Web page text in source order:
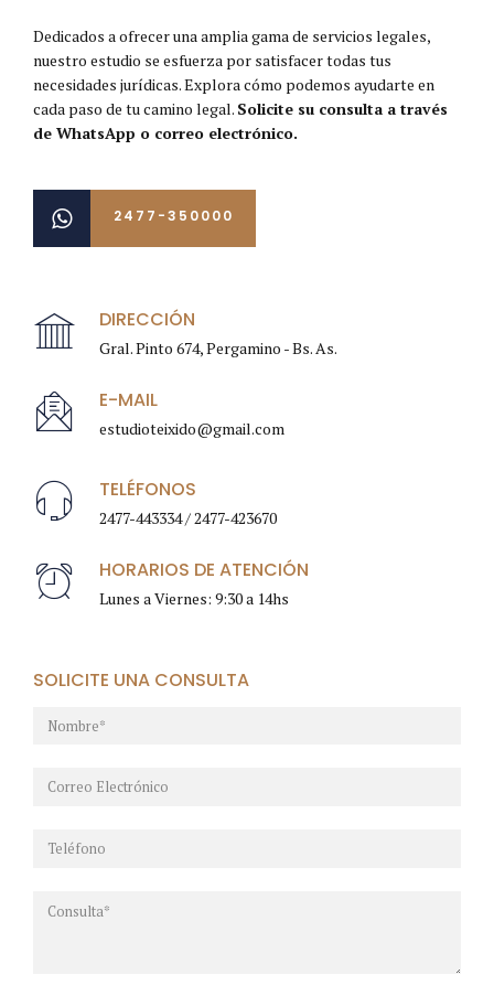
Dedicados a ofrecer una amplia gama de servicios legales,
nuestro estudio se esfuerza por satisfacer todas tus
necesidades jurídicas. Explora cómo podemos ayudarte en
cada paso de tu camino legal. Solicite su consulta a través
de WhatsApp o correo electrónico.
2477-350000
DIRECCIÓN
Gral. Pinto 674, Pergamino - Bs. As.
E-MAIL
estudioteixido@gmail.com
TELÉFONOS
2477-443334 / 2477-423670
HORARIOS DE ATENCIÓN
Lunes a Viernes: 9:30 a 14hs
SOLICITE UNA CONSULTA